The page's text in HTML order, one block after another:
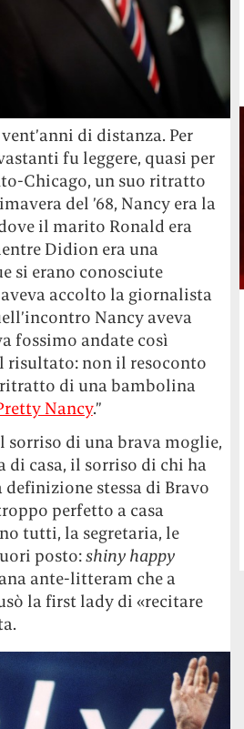
di distanza. Per
fu leggere, quasi per
Chicago, un suo ritratto
del ’68, Nancy era la
il marito Ronald era
Didion era una
si erano conosciute
accolto la giornalista
Nancy aveva
fossimo andate così
risultato: non il resoconto
di una bambolina
Nancy.”
sorriso di una brava moglie,
di casa, il sorriso di chi ha
stessa di Bravo
perfetto a casa
tutti, la segretaria, le
posto:shiny happy
ante-litteram che a
la first lady di «recitare